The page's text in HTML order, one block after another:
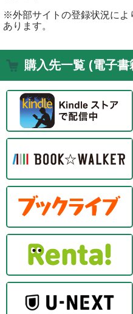
※外部サイトの登録状況によ
あります。
購入先一覧 (電子書